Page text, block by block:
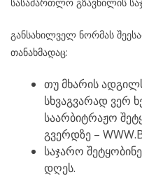
განსახილველ ნორმას
თანახმადაც:
თუ მხარის
სხვაგვარად ვერ
საარბიტრაჟო
გვერდზე –
საჯარო
დღეს.